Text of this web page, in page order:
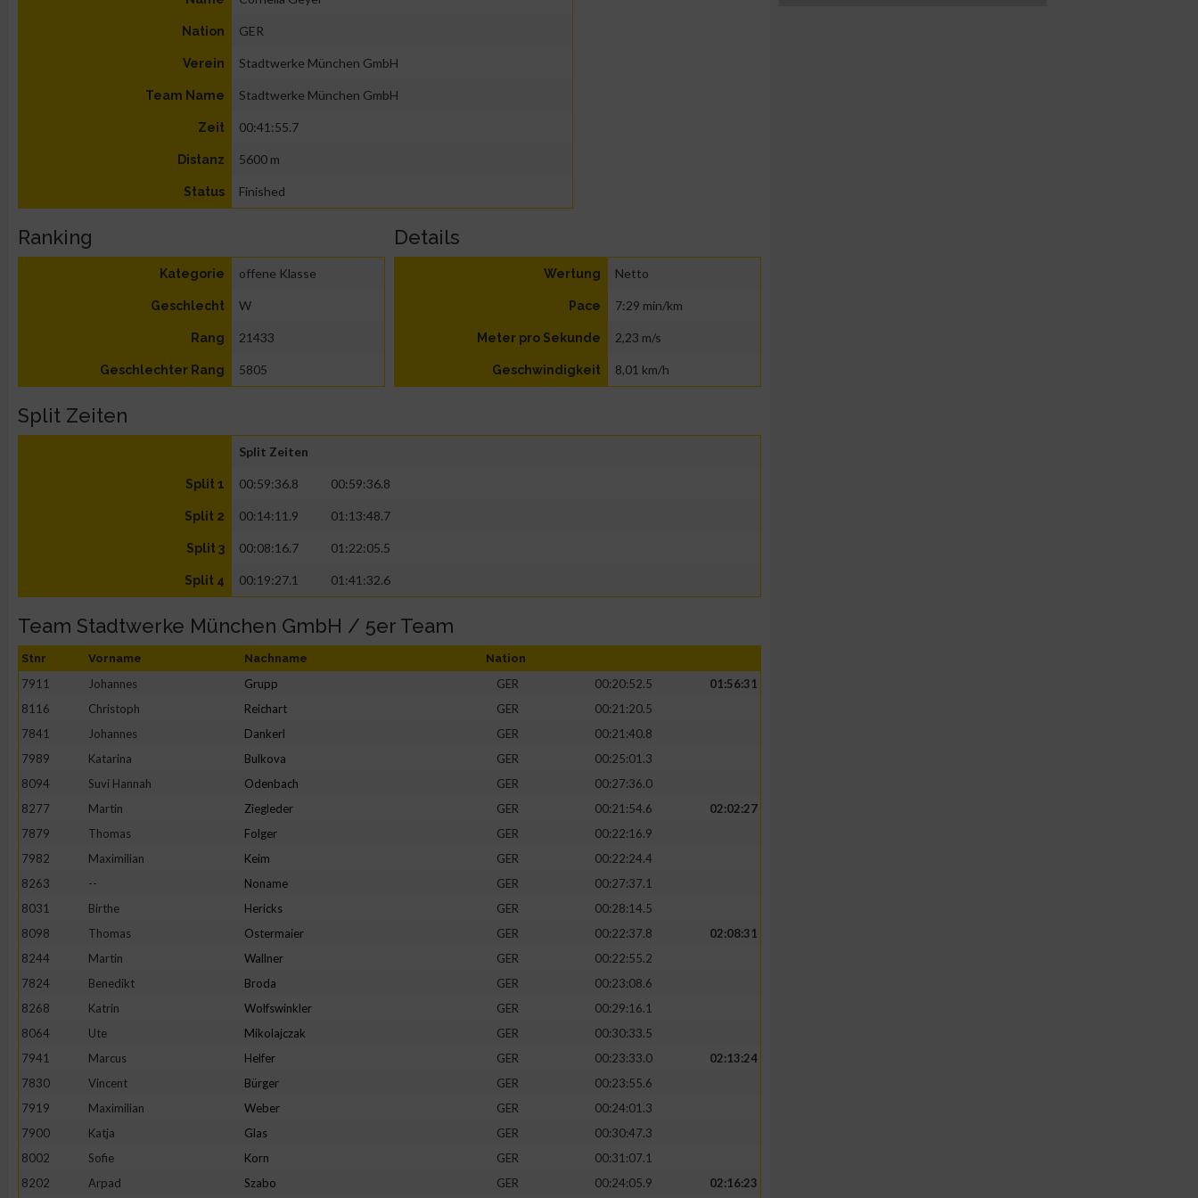
Nation GER
Verein Stadtwerke München GmbH
Team Name Stadtwerke München GmbH
Zeit 00:41:55.7
Distanz 5600 m
Status Finished
Ranking
Kategorie offene Klasse
Geschlecht W
Rang 21433
Geschlechter Rang 5805
Details
Wertung Netto
Pace 7:29 min/km
Meter pro Sekunde 2,23 m/s
Geschwindigkeit 8,01 km/h
Split Zeiten
Split Zeiten
Split 1 00:59:36.8 00:59:36.8
Split 2 00:14:11.9 01:13:48.7
Split 3 00:08:16.7 01:22:05.5
Split 4 00:19:27.1 01:41:32.6
Team Stadtwerke München GmbH / 5er Team
Stnr Vorname Nachname Nation
7911 Johannes Grupp GER 00:20:52.5
01:56:31
8116
Christoph Reichart GER
00:21:20.5
7841
Johannes Dankerl GER
00:21:40.8
7989
Katarina Bulkova GER
00:25:01.3
8094
Suvi Hannah Odenbach GER
00:27:36.0
8277
Martin Ziegleder GER 00:21:54.6
02:02:27
7879
Thomas Folger GER
00:22:16.9
7982
Maximilian Keim GER
00:22:24.4
8263
-- Noname GER
00:27:37.1
8031
Birthe Hericks GER
00:28:14.5
8098
Thomas Ostermaier GER 00:22:37.8
02:08:31
8244
Martin Wallner GER
00:22:55.2
7824
Benedikt Broda GER
00:23:08.6
8268
Katrin Wolfswinkler GER
00:29:16.1
8064
Ute Mikolajczak GER
00:30:33.5
7941
Marcus Helfer GER 00:23:33.0
02:13:24
7830
Vincent Bürger GER
00:23:55.6
7919
Maximilian Weber GER
00:24:01.3
7900
Katja Glas GER
00:30:47.3
8002
Sofie Korn GER
00:31:07.1
8202
Arpad Szabo GER 00:24:05.9
02:16:23